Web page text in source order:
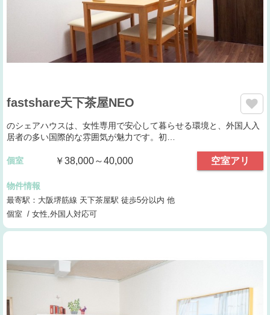
fastshare天下茶屋NEO
のシェアハウスは、女性専用で安心して暮らせる環境と、外国人入
居者の多い国際的な雰囲気が魅力です。初…
個室 ￥38,000～40,000 空室アリ
物件情報
最寄駅：大阪堺筋線 天下茶屋駅 徒歩5分以内 他
個室 / 女性,外国人対応可